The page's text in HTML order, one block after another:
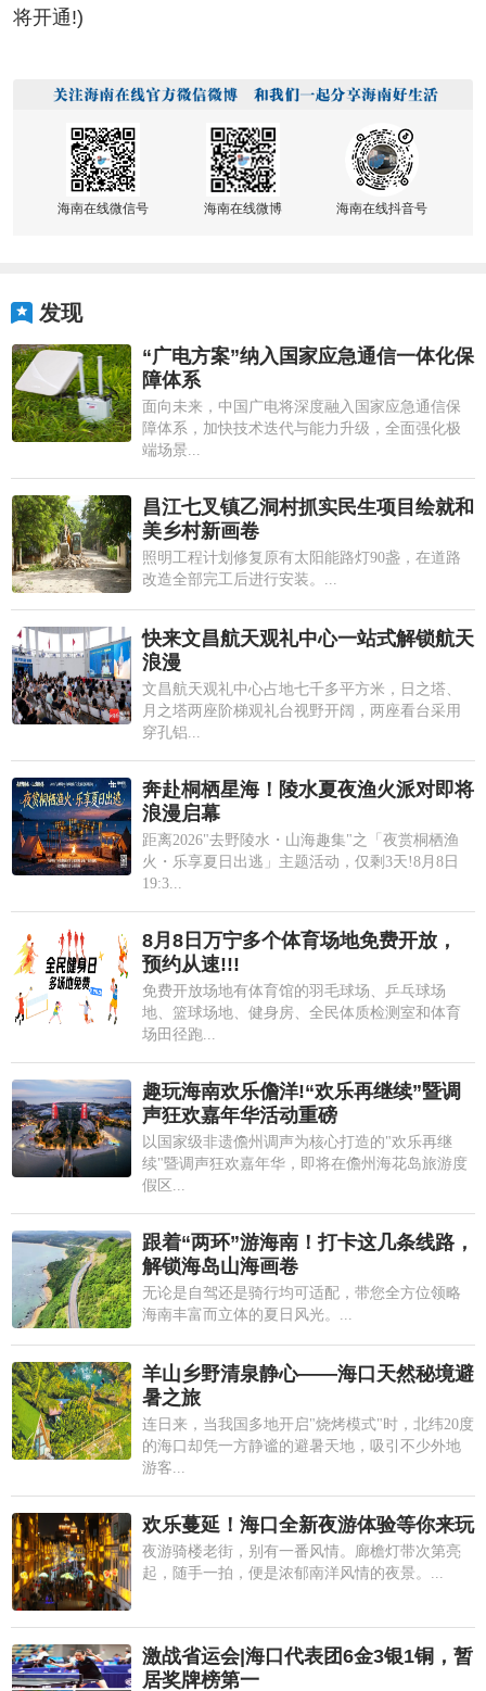
将开通!)
海南在线微信号 海南在线微博 海南在线抖音号
发现
“广电方案”纳入国家应急通信一体化保
障体系
面向未来，中国广电将深度融入国家应急通信保
障体系，加快技术迭代与能力升级，全面强化极
端场景...
昌江七叉镇乙洞村抓实民生项目绘就和
美乡村新画卷
照明工程计划修复原有太阳能路灯90盏，在道路
改造全部完工后进行安装。...
快来文昌航天观礼中心一站式解锁航天
浪漫
文昌航天观礼中心占地七千多平方米，日之塔、
月之塔两座阶梯观礼台视野开阔，两座看台采用
穿孔铝...
奔赴桐栖星海！陵水夏夜渔火派对即将
浪漫启幕
距离2026"去野陵水・山海趣集"之「夜赏桐栖渔
火・乐享夏日出逃」主题活动，仅剩3天!8月8日
19:3...
8月8日万宁多个体育场地免费开放，
预约从速!!!
免费开放场地有体育馆的羽毛球场、乒乓球场
地、篮球场地、健身房、全民体质检测室和体育
场田径跑...
趣玩海南欢乐儋洋!“欢乐再继续”暨调
声狂欢嘉年华活动重磅
以国家级非遗儋州调声为核心打造的"欢乐再继
续"暨调声狂欢嘉年华，即将在儋州海花岛旅游度
假区...
跟着“两环”游海南！打卡这几条线路，
解锁海岛山海画卷
无论是自驾还是骑行均可适配，带您全方位领略
海南丰富而立体的夏日风光。...
羊山乡野清泉静心——海口天然秘境避
暑之旅
连日来，当我国多地开启"烧烤模式"时，北纬20度
的海口却凭一方静谧的避暑天地，吸引不少外地
游客...
欢乐蔓延！海口全新夜游体验等你来玩
夜游骑楼老街，别有一番风情。廊檐灯带次第亮
起，随手一拍，便是浓郁南洋风情的夜景。...
激战省运会|海口代表团6金3银1铜，暂
居奖牌榜第一